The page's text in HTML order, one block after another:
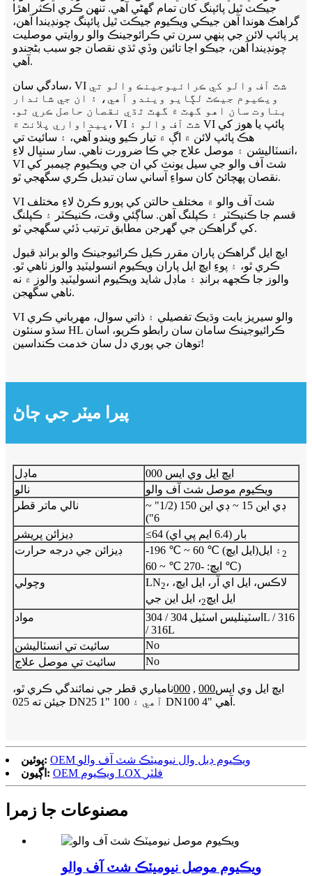
جيڪٽ ٿيل پائپنگ کان تمام گهڻي آهي. تنهن ڪري اڪثر اهڙا
گراهڪ هوندا آهن جيڪي ويڪيوم جيڪٽ ٿيل پائپنگ چونڊيندا آهن،
پر پائپ لائن جي ٻنهي سرن تي ڪرائوجينڪ والو روايتي موصليت
چونڊيندا آهن، جيڪو اڃا تائين وڏي ٿڌي نقصان جو سبب بڻجندو
آهي.
سادگي سان، VI شٽ آف والو کي ڪرائيوجينڪ والو تي
ويڪيوم جيڪٽ لڳايو ويندو آهي، ۽ ان جي شاندار
بناوت سان اهو گهٽ ۾ گهٽ ٿڌي نقصان حاصل ڪري ٿو.
پيداواري پلانٽ ۾، VI شٽ آف والو ۽ VI پائپ يا هوز کي
هڪ پائپ لائن ۾ اڳ ۾ تيار ڪيو ويندو آهي، ۽ سائيٽ تي
انسٽاليشن ۽ موصل علاج جي ڪا ضرورت ناهي. سار سنڀال لاءِ،
VI شٽ آف والو جي سيل يونٽ کي ان جي ويڪيوم چيمبر کي
نقصان پهچائڻ کان سواءِ آساني سان تبديل ڪري سگهجي ٿو.
VI شٽ آف والو ۾ مختلف حالتن کي پورو ڪرڻ لاءِ مختلف
قسم جا ڪنيڪٽر ۽ ڪپلنگ آهن. ساڳئي وقت، ڪنيڪٽر ۽ ڪپلنگ
کي گراهڪن جي گهرجن مطابق ترتيب ڏئي سگهجي ٿو.
ايڇ ايل گراهڪن پاران مقرر ڪيل ڪرائيوجينڪ والو برانڊ قبول
ڪري ٿو، ۽ پوءِ ايڇ ايل پاران ويڪيوم انسوليٽيڊ والوز ٺاهي ٿو.
والوز جا ڪجهه برانڊ ۽ ماڊل شايد ويڪيوم انسوليٽيڊ والوز ۾ نه
ٺاهي سگهجن.
VI والو سيريز بابت وڌيڪ تفصيلي ۽ ذاتي سوال، مھرباني ڪري
سڌو سنئون HL ڪرائيوجينڪ سامان سان رابطو ڪريو، اسان
توھان جي پوري دل سان خدمت ڪنداسين!
پيرا ميٽر جي ڄاڻ
ماڊل
ايڇ ايل وي ايس 000
نالو
ويڪيوم موصل شٽ آف والو
نالي ماتر قطر
ڊي اين 15 ~ ڊي اين 150 (1/2" ~
6")
ڊيزائن پريشر
≤64 بار (6.4 ايم پي اي)
ڊيزائن جي درجه حرارت
-196 ℃ ~ 60 ℃ (ايل ايڇ) 2 ۽ ايل
ايڇ: -270 ℃ ~ 60 ℃)
وچولي
LN2، لاڪس، ايل اي آر، ايل ايڇ،
ايل ايڇ2، ايل اين جي
مواد
اسٽينلیس اسٽيل 304 / 304L / 316
/ 316L
سائيٽ تي انسٽاليشن
No
سائيٽ تي موصل علاج
No
ايڇ ايل وي ايس000
,
000نامياري قطر جي نمائندگي ڪري ٿو،
جيئن ته 025 DN25 1" آهي ۽ 100 DN100 4" آهي.
پوئين:
OEM ويڪيوم ڊبل وال نيوميٽڪ شٽ آف والو
اڳيون:
OEM ويڪيوم LOX فلٽر
مصنوعات جا زمرا
ويڪيوم موصل نيوميٽڪ شٽ آف والو